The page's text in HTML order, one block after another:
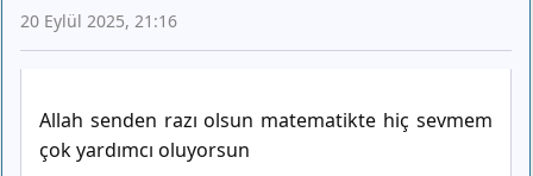
20 Eylül 2025, 21:16
Allah senden razı olsun matematikte hiç sevmem
çok yardımcı oluyorsun